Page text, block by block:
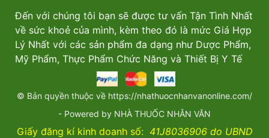
Đến với chúng tôi bạn sẽ được tư vấn Tận Tình Nhất
về sức khoẻ của mình, kèm theo đó là mức Giá Hợp
Lý Nhất với các sản phẩm đa dạng như Dược Phẩm,
Mỹ Phẩm, Thực Phẩm Chức Năng và Thiết Bị Y Tế
© Bản quyền thuộc về https://nhathuocnhanvanonline.com/
- Powered by NHÀ THUỐC NHÂN VĂN
Giấy đăng kí kinh doanh số: 41J8036906 do UBND